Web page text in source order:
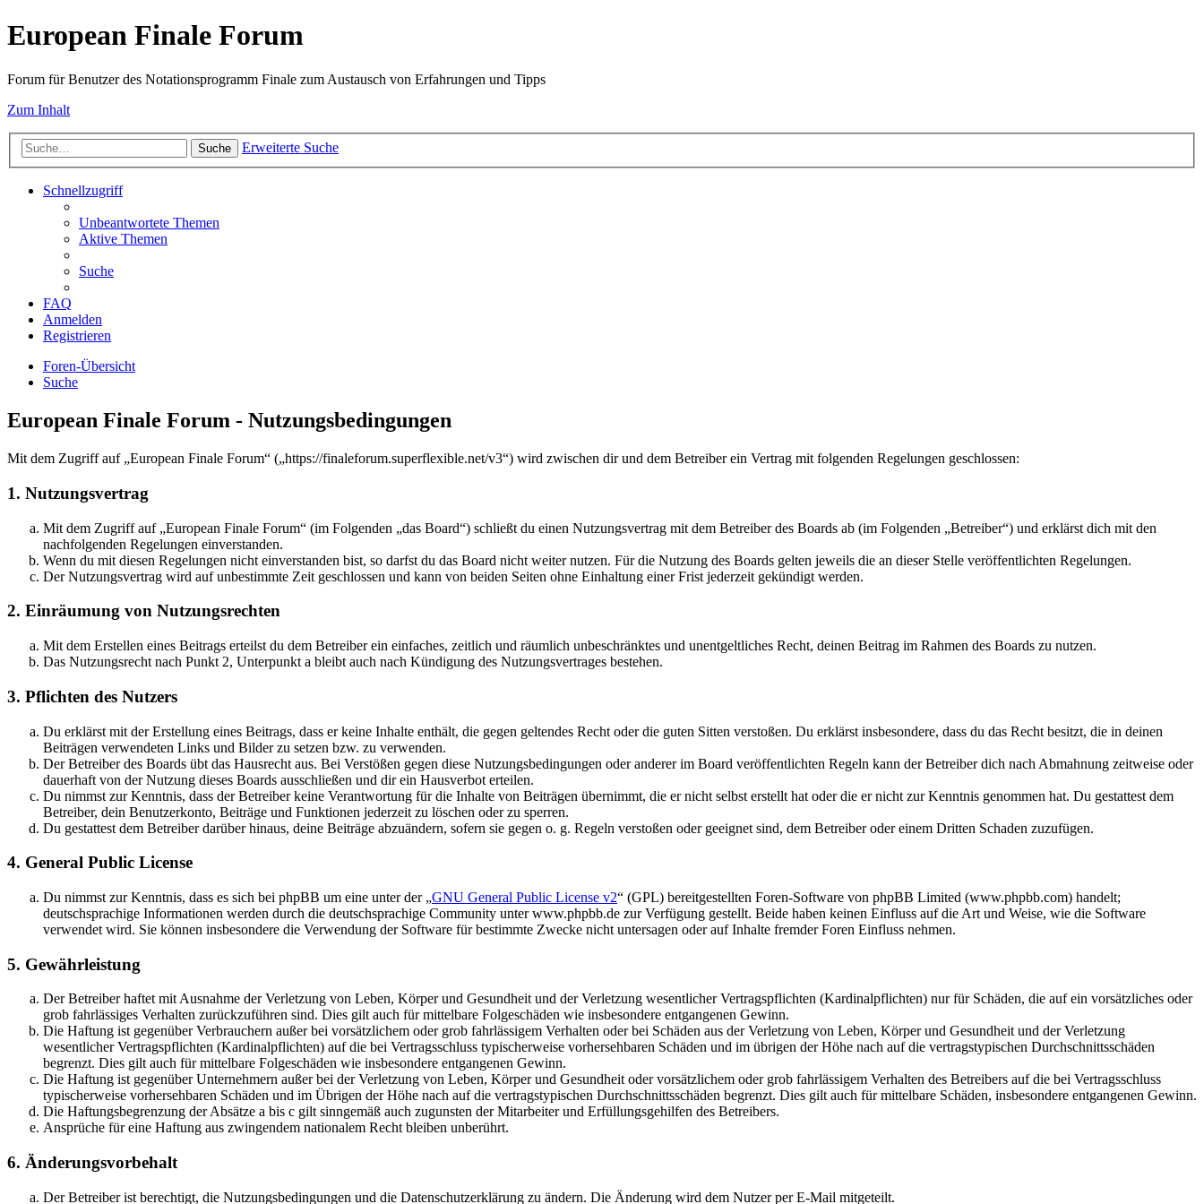
European Finale Forum
Forum für Benutzer des Notationsprogramm Finale zum Austausch von Erfahrungen und Tipps
Zum Inhalt
Suche Erweiterte Suche
Schnellzugriff
Unbeantwortete Themen
Aktive Themen
Suche
FAQ
Anmelden
Registrieren
Foren-Übersicht
Suche
European Finale Forum - Nutzungsbedingungen
Mit dem Zugriff auf „European Finale Forum“ („https://finaleforum.superflexible.net/v3“) wird zwischen dir und dem Betreiber ein Vertrag mit folgenden Regelungen geschlossen:
1. Nutzungsvertrag
Mit dem Zugriff auf „European Finale Forum“ (im Folgenden „das Board“) schließt du einen Nutzungsvertrag mit dem Betreiber des Boards ab (im Folgenden „Betreiber“) und erklärst dich mit den
nachfolgenden Regelungen einverstanden.
Wenn du mit diesen Regelungen nicht einverstanden bist, so darfst du das Board nicht weiter nutzen. Für die Nutzung des Boards gelten jeweils die an dieser Stelle veröffentlichten Regelungen.
Der Nutzungsvertrag wird auf unbestimmte Zeit geschlossen und kann von beiden Seiten ohne Einhaltung einer Frist jederzeit gekündigt werden.
2. Einräumung von Nutzungsrechten
Mit dem Erstellen eines Beitrags erteilst du dem Betreiber ein einfaches, zeitlich und räumlich unbeschränktes und unentgeltliches Recht, deinen Beitrag im Rahmen des Boards zu nutzen.
Das Nutzungsrecht nach Punkt 2, Unterpunkt a bleibt auch nach Kündigung des Nutzungsvertrages bestehen.
3. Pflichten des Nutzers
Du erklärst mit der Erstellung eines Beitrags, dass er keine Inhalte enthält, die gegen geltendes Recht oder die guten Sitten verstoßen. Du erklärst insbesondere, dass du das Recht besitzt, die in deinen
Beiträgen verwendeten Links und Bilder zu setzen bzw. zu verwenden.
Der Betreiber des Boards übt das Hausrecht aus. Bei Verstößen gegen diese Nutzungsbedingungen oder anderer im Board veröffentlichten Regeln kann der Betreiber dich nach Abmahnung zeitweise oder
dauerhaft von der Nutzung dieses Boards ausschließen und dir ein Hausverbot erteilen.
Du nimmst zur Kenntnis, dass der Betreiber keine Verantwortung für die Inhalte von Beiträgen übernimmt, die er nicht selbst erstellt hat oder die er nicht zur Kenntnis genommen hat. Du gestattest dem
Betreiber, dein Benutzerkonto, Beiträge und Funktionen jederzeit zu löschen oder zu sperren.
Du gestattest dem Betreiber darüber hinaus, deine Beiträge abzuändern, sofern sie gegen o. g. Regeln verstoßen oder geeignet sind, dem Betreiber oder einem Dritten Schaden zuzufügen.
4. General Public License
Du nimmst zur Kenntnis, dass es sich bei phpBB um eine unter der „GNU General Public License v2“ (GPL) bereitgestellten Foren-Software von phpBB Limited (www.phpbb.com) handelt;
deutschsprachige Informationen werden durch die deutschsprachige Community unter www.phpbb.de zur Verfügung gestellt. Beide haben keinen Einfluss auf die Art und Weise, wie die Software
verwendet wird. Sie können insbesondere die Verwendung der Software für bestimmte Zwecke nicht untersagen oder auf Inhalte fremder Foren Einfluss nehmen.
5. Gewährleistung
Der Betreiber haftet mit Ausnahme der Verletzung von Leben, Körper und Gesundheit und der Verletzung wesentlicher Vertragspflichten (Kardinalpflichten) nur für Schäden, die auf ein vorsätzliches oder
grob fahrlässiges Verhalten zurückzuführen sind. Dies gilt auch für mittelbare Folgeschäden wie insbesondere entgangenen Gewinn.
Die Haftung ist gegenüber Verbrauchern außer bei vorsätzlichem oder grob fahrlässigem Verhalten oder bei Schäden aus der Verletzung von Leben, Körper und Gesundheit und der Verletzung
wesentlicher Vertragspflichten (Kardinalpflichten) auf die bei Vertragsschluss typischerweise vorhersehbaren Schäden und im übrigen der Höhe nach auf die vertragstypischen Durchschnittsschäden
begrenzt. Dies gilt auch für mittelbare Folgeschäden wie insbesondere entgangenen Gewinn.
Die Haftung ist gegenüber Unternehmern außer bei der Verletzung von Leben, Körper und Gesundheit oder vorsätzlichem oder grob fahrlässigem Verhalten des Betreibers auf die bei Vertragsschluss
typischerweise vorhersehbaren Schäden und im Übrigen der Höhe nach auf die vertragstypischen Durchschnittsschäden begrenzt. Dies gilt auch für mittelbare Schäden, insbesondere entgangenen Gewinn.
Die Haftungsbegrenzung der Absätze a bis c gilt sinngemäß auch zugunsten der Mitarbeiter und Erfüllungsgehilfen des Betreibers.
Ansprüche für eine Haftung aus zwingendem nationalem Recht bleiben unberührt.
6. Änderungsvorbehalt
Der Betreiber ist berechtigt, die Nutzungsbedingungen und die Datenschutzerklärung zu ändern. Die Änderung wird dem Nutzer per E-Mail mitgeteilt.